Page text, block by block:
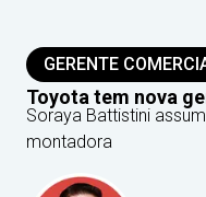
GERENTE
Toyota tem nova
Soraya Battistini
montadora